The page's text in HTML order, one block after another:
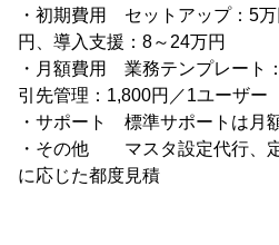
・初期費用 セットアップ：5
円、導入支援：8～24万円
・月額費用 業務テンプレート
引先管理：1,800円／1ユーザー
・サポート 標準サポートは月
・その他 マスタ設定代行、
に応じた都度見積